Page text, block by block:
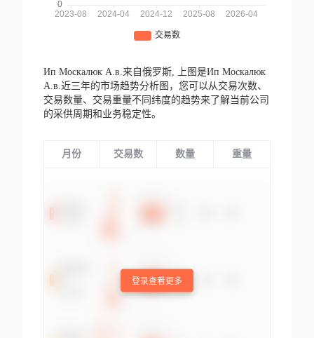
Ип Москалюк А.в.来自俄罗斯,
上图是Ип Москалюк
А.в.近三年的市场趋势分析图，您可以从交易次数、
交易数量、交易重量不同纬度的趋势来了解当前公司
的采供周期和业务稳定性。
月份 交易数 数量 重量
登录查看更多